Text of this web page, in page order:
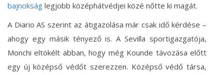
bajnokság legjobb középhátvédjei közé nőtte ki magát.
A Diario AS szerint az átigazolása már csak idő kérdése –
ahogy egy másik tényező is. A Sevilla sportigazgatója,
Monchi eltökélt abban, hogy még Kounde távozása előtt
egy új középső védőt szerezzen. Középső védő társa,